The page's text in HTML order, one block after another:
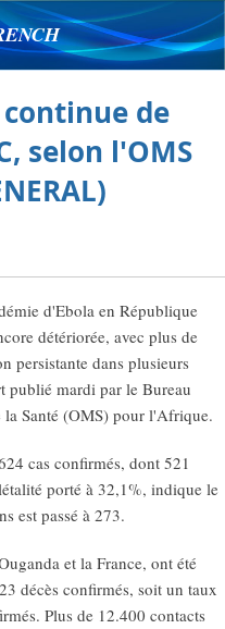
de
selon l'OMS
d'Ebola en République
détériorée, avec plus de
persistante dans plusieurs
publié mardi par le Bureau
Santé (OMS) pour l'Afrique.
cas confirmés, dont 521
porté à 32,1%, indique le
est passé à 273.
et la France, ont été
décès confirmés, soit un taux
Plus de 12.400 contacts